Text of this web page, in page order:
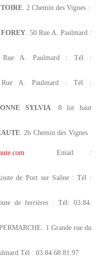
. 2 Chemin des Vignes :
. 50 Rue A. Paulmard :
A. Paulmard : Tél :
A. Paulmard : Tél :
SYLVIA. 8 lot haut
. 2b Chemin des Vignes
Email :
de Port sur Saône : Tél :
de ferrières : Tél: 03.84.
1 Grande rue du
Tél : 03.84.68.81.97